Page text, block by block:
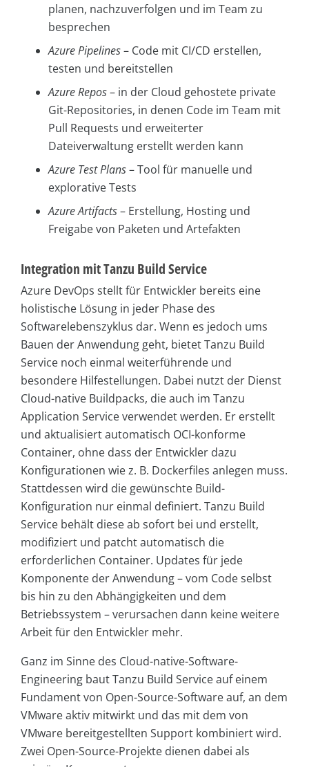
planen, nachzuverfolgen und im Team zu
besprechen
Azure Pipelines– Code mit CI/CD erstellen,
testen und bereitstellen
Azure Repos– in der Cloud gehostete private
Git-Repositories, in denen Code im Team mit
Pull Requests und erweiterter
Dateiverwaltung erstellt werden kann
Azure Test Plans– Tool für manuelle und
explorative Tests
Azure Artifacts– Erstellung, Hosting und
Freigabe von Paketen und Artefakten
Integration mit Tanzu Build Service
Azure DevOps stellt für Entwickler bereits eine
holistische Lösung in jeder Phase des
Softwarelebenszyklus dar. Wenn es jedoch ums
Bauen der Anwendung geht, bietet Tanzu Build
Service noch einmal weiterführende und
besondere Hilfestellungen. Dabei nutzt der Dienst
Cloud-native Buildpacks, die auch im Tanzu
Application Service verwendet werden. Er erstellt
und aktualisiert automatisch OCI-konforme
Container, ohne dass der Entwickler dazu
Konfigurationen wie z. B. Dockerfiles anlegen muss.
Stattdessen wird die gewünschte Build-
Konfiguration nur einmal definiert. Tanzu Build
Service behält diese ab sofort bei und erstellt,
modifiziert und patcht automatisch die
erforderlichen Container. Updates für jede
Komponente der Anwendung – vom Code selbst
bis hin zu den Abhängigkeiten und dem
Betriebssystem – verursachen dann keine weitere
Arbeit für den Entwickler mehr.
Ganz im Sinne des Cloud-native-Software-
Engineering baut Tanzu Build Service auf einem
Fundament von Open-Source-Software auf, an dem
VMware aktiv mitwirkt und das mit dem von
VMware bereitgestellten Support kombiniert wird.
Zwei Open-Source-Projekte dienen dabei als